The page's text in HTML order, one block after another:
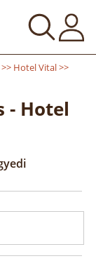
>> Hotel Vital>>
- Hotel